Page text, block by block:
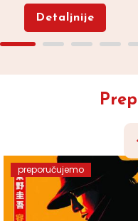
Detaljnije
preporučujemo